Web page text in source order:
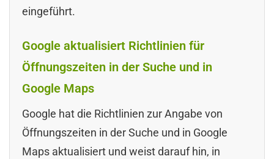
eingeführt.
Google aktualisiert Richtlinien für
Öffnungszeiten in der Suche und in
Google Maps
Google hat die Richtlinien zur Angabe von
Öffnungszeiten in der Suche und in Google
Maps aktualisiert und weist darauf hin, in